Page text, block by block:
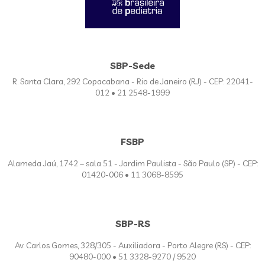
SBP-Sede
R. Santa Clara, 292 Copacabana - Rio de Janeiro (RJ) - CEP: 22041-
012 • 21 2548-1999
FSBP
Alameda Jaú, 1742 – sala 51 - Jardim Paulista - São Paulo (SP) - CEP:
01420-006 • 11 3068-8595
SBP-RS
Av. Carlos Gomes, 328/305 - Auxiliadora - Porto Alegre (RS) - CEP:
90480-000 • 51 3328-9270 / 9520